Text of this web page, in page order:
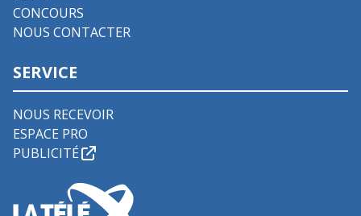
CONCOURS
NOUS CONTACTER
SERVICE
NOUS RECEVOIR
ESPACE PRO
PUBLICITÉ